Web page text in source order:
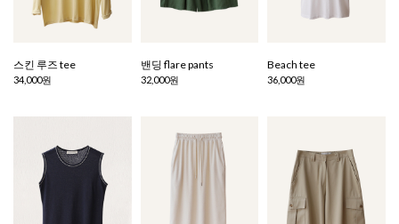
스킨 루즈 tee
34,000원
밴딩 flare pants
32,000원
Beach tee
36,000원